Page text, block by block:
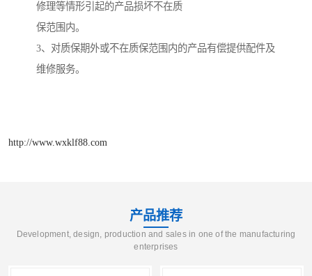
修理等情形引起的产品损坏不在质
保范围内。
3、对质保期外或不在质保范围内的产品有偿提供配件及
维修服务。
http://www.wxklf88.com
产品推荐
Development, design, production and sales in one of the manufacturing
enterprises